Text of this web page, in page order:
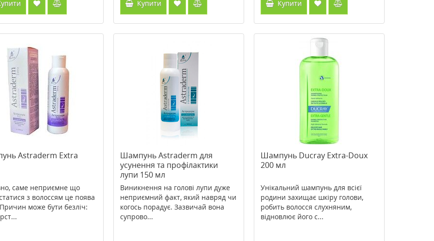
Купити Купити
Astraderm Extra
саме неприємне що
з волоссям це поява
може бути безліч:
Шампунь Astraderm для
усунення та профілактики
лупи 150 мл
Виникнення на голові лупи дуже
неприємний факт, який навряд чи
когось порадує. Зазвичай вона
супрово...
Шампунь Ducray Extra-Doux
200 мл
Унікальний шампунь для всієї
родини захищає шкіру голови,
робить волосся слухняним,
відновлює його с...